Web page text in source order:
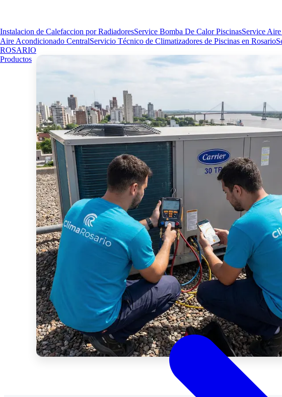
Instalacion de Calefaccion por RadiadoresService Bomba De Calor PiscinasService
Aire Acondicionado CentralServicio Técnico de Climatizadores de Piscinas en Rosario
ROSARIO
Productos